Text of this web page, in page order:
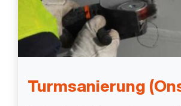
Turmsanierung